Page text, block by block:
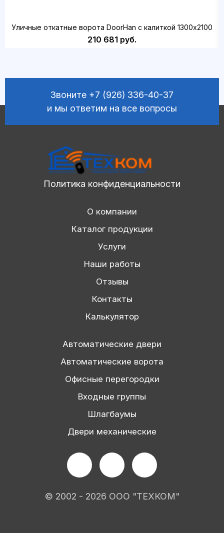
Уличные откатные ворота DoorHan с калиткой 1300х2100
210 681 руб.
Звоните +7 (926) 336-40-37
и мы ответим на все вопросы
Политика конфиденциальности
О компании
Каталог продукции
Услуги
Наши работы
Отзывы
Контакты
Калькулятор
Автоматические двери
Автоматические ворота
Офисные перегородки
Входные группы
Шлагбаумы
Двери механические
© 2002 - 2026 ООО "ТЕХКОМ"